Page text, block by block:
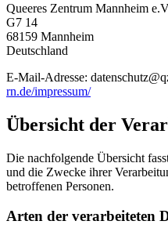
Queeres Zentrum Mannheim
G7 14
68159 Mannheim
Deutschland
E-Mail-Adresse:
rn.de/impressum/
Übersicht der
Die nachfolgende Übersicht
und die Zwecke ihrer
betroffenen Personen.
Arten der verarbeiteten